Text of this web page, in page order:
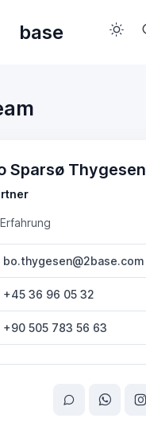
base
Sparsø Thygesen
bo.thygesen@2base.com
+45 36 96 05 32
+90 505 783 56 63